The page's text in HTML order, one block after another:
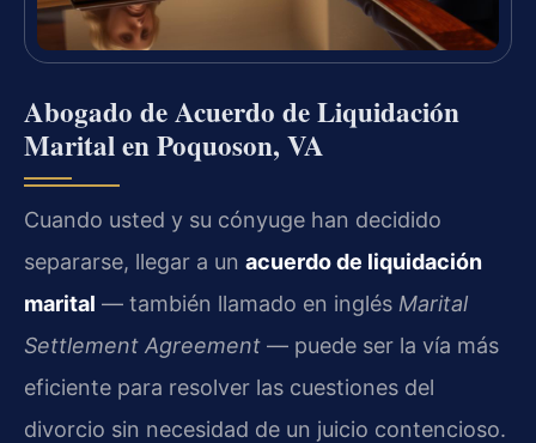
Abogado de Acuerdo de Liquidación
Marital en Poquoson, VA
Cuando usted y su cónyuge han decidido
separarse, llegar a un acuerdo de liquidación
marital — también llamado en inglés Marital
Settlement Agreement — puede ser la vía más
eficiente para resolver las cuestiones del
divorcio sin necesidad de un juicio contencioso.